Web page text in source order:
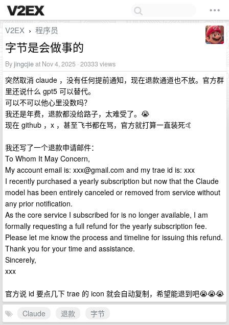
V2EX › 程序员
字节是会做事的
Byjingcjieat Nov 4, 2025 · 20333 views
突然取消 claude ，没有任何提前通知，现在退款通道也不放。官方群
里还说什么 gpt5 可以替代。
可以不可以他心里没数吗？
我还是年费，退款都没给路子，太难受了。😭
现在 github ，x ，甚至飞书都在骂，官方就打算一直装死🤙
我还写了一个退款申请邮件：
To Whom It May Concern,
My account email is: xxx@gmail.com and my trae id is: xxx
I recently purchased a yearly subscription but now that the Claude
model has been entirely canceled or removed from service without
any prior notification.
As the core service I subscribed for is no longer available, I am
formally requesting a full refund for the yearly subscription fee.
Please let me know the process and timeline for issuing this refund.
Thank you for your time and assistance.
Sincerely,
xxx
官方说 id 要点几下 trae 的 icon 就会自动复制，希望能退到吧😭😭😭
Claude
退款
字节